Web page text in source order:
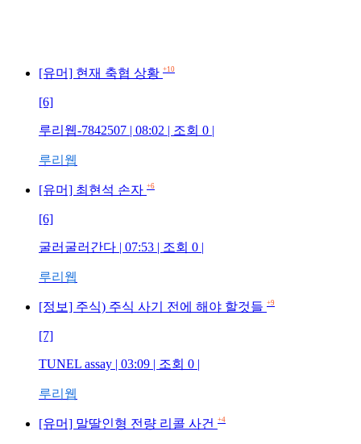
[유머] 현재 축협 상황 +10
[6]
루리웹-7842507 | 08:02 | 조회 0 |
루리웹
[유머] 최현석 손자 +6
[6]
굴러굴러간다 | 07:53 | 조회 0 |
루리웹
[정보] 주식) 주식 사기 전에 해야 할것들 +9
[7]
TUNEL assay | 03:09 | 조회 0 |
루리웹
[유머] 말딸인형 전량 리콜 사건 +4